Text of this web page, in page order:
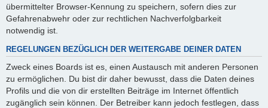
übermittelter Browser-Kennung zu speichern, sofern dies zur
Gefahrenabwehr oder zur rechtlichen Nachverfolgbarkeit
notwendig ist.
REGELUNGEN BEZÜGLICH DER WEITERGABE DEINER DATEN
Zweck eines Boards ist es, einen Austausch mit anderen Personen
zu ermöglichen. Du bist dir daher bewusst, dass die Daten deines
Profils und die von dir erstellten Beiträge im Internet öffentlich
zugänglich sein können. Der Betreiber kann jedoch festlegen, dass